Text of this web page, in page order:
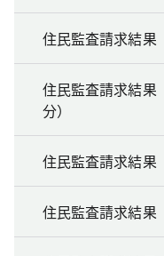
住民監査請求結果
住民監査請求結果
分）
住民監査請求結果
住民監査請求結果